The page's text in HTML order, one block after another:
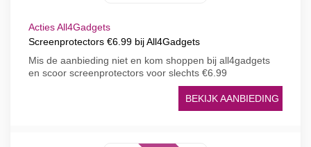
Acties All4Gadgets
Screenprotectors €6.99 bij All4Gadgets
Mis de aanbieding niet en kom shoppen bij all4gadgets
en scoor screenprotectors voor slechts €6.99
BEKIJK AANBIEDING